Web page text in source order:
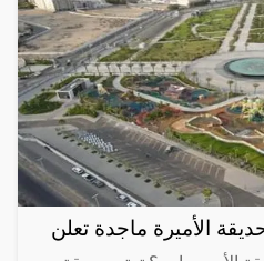
الأميرة ماجدة تعلن